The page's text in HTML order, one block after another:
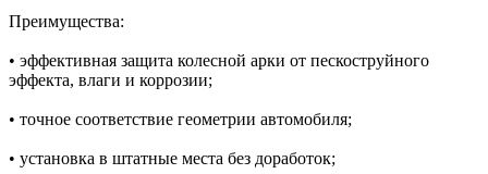
Преимущества:
• эффективная защита колесной арки от пескоструйного
эффекта, влаги и коррозии;
• точное соответствие геометрии автомобиля;
• установка в штатные места без доработок;